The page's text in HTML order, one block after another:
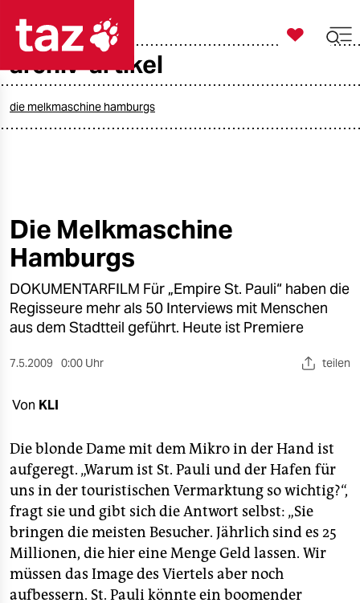
taz zahl ich
öko
gesellschaft
kultur
sport
berlin
nord
verlag
verlag
veranstaltungen
shop
fragen & hilfe

taz zahl ich
archiv-artikel
die melkmaschine hamburgs
Die Melkmaschine
Hamburgs
DOKUMENTARFILM Für „Empire St. Pauli“ haben die
Regisseure mehr als 50 Interviews mit Menschen
aus dem Stadtteil geführt. Heute ist Premiere
7.5.2009 0:00 Uhr teilen
Von KLI
Die blonde Dame mit dem Mikro in der Hand ist
aufgeregt. „Warum ist St. Pauli und der Hafen für
uns in der touristischen Vermarktung so wichtig?“,
fragt sie und gibt sich die Antwort selbst: „Sie
bringen die meisten Besucher. Jährlich sind es 25
Millionen, die hier eine Menge Geld lassen. Wir
müssen das Image des Viertels aber noch
aufbessern. St. Pauli könnte ein boomender